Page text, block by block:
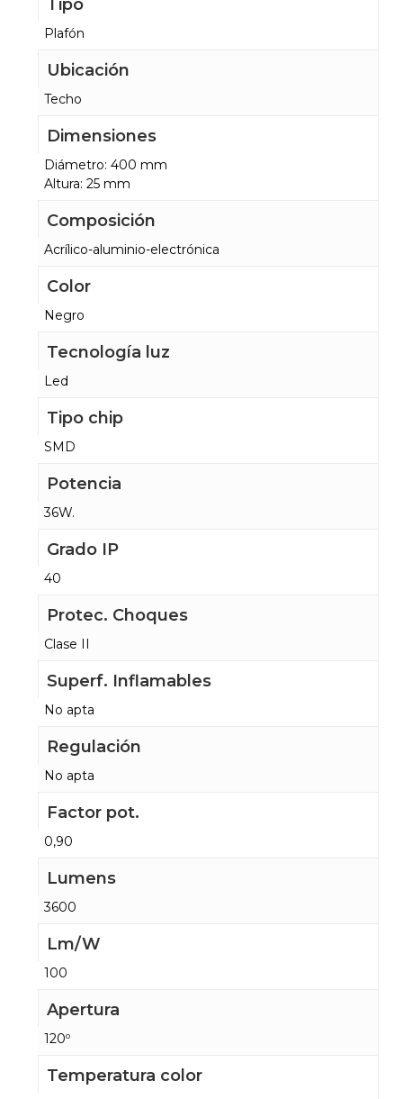
Tipo
Plafón
Ubicación
Techo
Dimensiones
Diámetro: 400 mm
Altura: 25 mm
Composición
Acrílico-aluminio-electrónica
Color
Negro
Tecnología luz
Led
Tipo chip
SMD
Potencia
36W.
Grado IP
40
Protec. Choques
Clase II
Superf. Inflamables
No apta
Regulación
No apta
Factor pot.
0,90
Lumens
3600
Lm/W
100
Apertura
120º
Temperatura color